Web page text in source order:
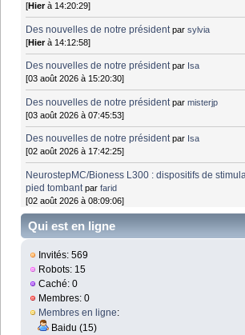
[Hierà 14:20:29]
Des nouvelles de notre président parsylvia
[Hierà 14:12:58]
Des nouvelles de notre président par Isa
[03 août 2026 à 15:20:30]
Des nouvelles de notre président parmisterjp
[03 août 2026 à 07:45:53]
Des nouvelles de notre président par Isa
[02 août 2026 à 17:42:25]
NeurostepMC/Bioness L300 : dispositifs de
pied tombant parfarid
[02 août 2026 à 08:09:06]
Qui est en ligne
Invités: 569
Robots: 15
Caché: 0
Membres: 0
Membres en ligne:
Baidu (15)